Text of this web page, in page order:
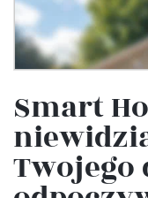
Smart
Twojego